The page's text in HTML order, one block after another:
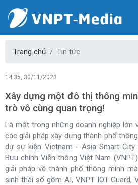
Trang chủ Tin tức
14:35, 30/11/2023
Xây dựng một đô thị thông
trò vô cùng quan trọng!
Là một trong những doanh nghiệp lớn
các giải pháp xây dựng thành phố
dự sự kiện Vietnam - Asia Smart City
Bưu chính Viễn thông Việt Nam
giải pháp về thành phố thông minh
sinh thái số gồm AI, VNPT IOT Guard,